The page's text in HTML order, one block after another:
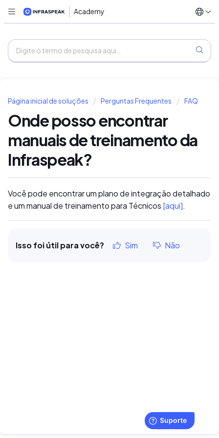
Academy
Página inicial de soluções Perguntas Frequentes FAQ
Onde posso encontrar
manuais de treinamento da
Infraspeak?
Você pode encontrar um plano de integração detalhado
e um manual de treinamento para Técnicos [aqui].
Isso foi útil para você? Sim Não